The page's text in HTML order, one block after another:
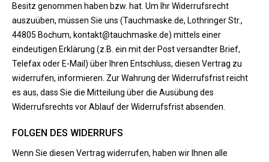
Besitz genommen haben bzw. hat. Um Ihr Widerrufsrecht
auszuüben, müssen Sie uns (Tauchmaske.de, Lothringer Str.,
44805 Bochum, kontakt@tauchmaske.de) mittels einer
eindeutigen Erklärung (z.B. ein mit der Post versandter Brief,
Telefax oder E-Mail) über Ihren Entschluss, diesen Vertrag zu
widerrufen, informieren. Zur Wahrung der Widerrufsfrist reicht
es aus, dass Sie die Mitteilung über die Ausübung des
Widerrufsrechts vor Ablauf der Widerrufsfrist absenden.
FOLGEN DES WIDERRUFS
Wenn Sie diesen Vertrag widerrufen, haben wir Ihnen alle